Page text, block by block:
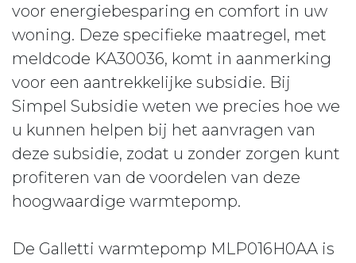
voor energiebesparing en comfort in uw
woning. Deze specifieke maatregel, met
meldcode KA30036, komt in aanmerking
voor een aantrekkelijke subsidie. Bij
Simpel Subsidie weten we precies hoe we
u kunnen helpen bij het aanvragen van
deze subsidie, zodat u zonder zorgen kunt
profiteren van de voordelen van deze
hoogwaardige warmtepomp.
De Galletti warmtepomp MLP016H0AA is